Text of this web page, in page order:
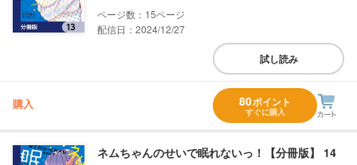
15
配信日：2024/12/27
試し読み
購入 80ポイント
すぐに購入
ネムちゃんのせいで眠れないっ！【分冊版】 14